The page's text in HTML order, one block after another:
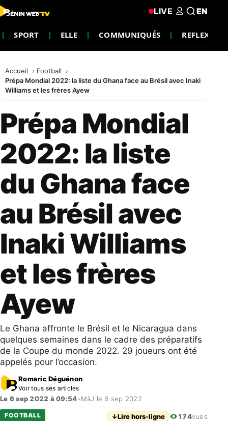
SPORT ELLE COMMUNIQUÉS REFLEXION
LIVE EN
Accueil
Football
Prépa Mondial 2022: la liste du Ghana face au Brésil avec Inaki
Williams et les frères Ayew
Prépa Mondial
2022: la liste
du Ghana face
au Brésil avec
Inaki Williams
et les frères
Ayew
Le Ghana affronte le Brésil et le Nicaragua dans
quelques semaines dans le cadre des préparatifs
de la Coupe du monde 2022. 29 joueurs ont été
appelés pour l’occasion.
Romaric Déguénon
Voir tous ses articles
Le 6 sep 2022 à 09:54•MàJ le 6 sep 2022
FOOTBALL ↓Lire hors-ligne 174vues